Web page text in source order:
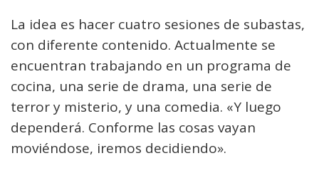
La idea es hacer cuatro sesiones de subastas,
con diferente contenido. Actualmente se
encuentran trabajando en un programa de
cocina, una serie de drama, una serie de
terror y misterio, y una comedia. «Y luego
dependerá. Conforme las cosas vayan
moviéndose, iremos decidiendo».